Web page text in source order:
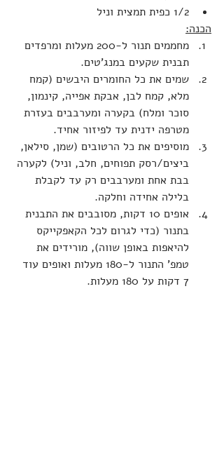
1/2 כפית תמצית וניל
הכנה:
מחממים תנור ל-200 מעלות ומרפדים
תבנית שקעים במנג'טים.
שמים את כל החומרים היבשים (קמח
מלא, קמח לבן, אבקת אפייה, קינמון,
סוכר ומלח) בקערה ומערבבים בעזרת
מטרפה ידנית עד לפיזור אחיד.
מוסיפים את כל הרטובים (שמן, סילאן,
ביצים/רסק תפוחים, חלב, וניל) לקערה
בבת אחת ומערבבים רק עד לקבלת
בלילה אחידה וחלקה.
אופים 10 דקות, מסובבים את התבנית
בתנור (כדי לגרום לכל הקאפקייקס
להיאפות באופן שווה), מורידים את
טמפ' התנור ל-180 מעלות ואופים עוד
7 דקות על 180 מעלות.